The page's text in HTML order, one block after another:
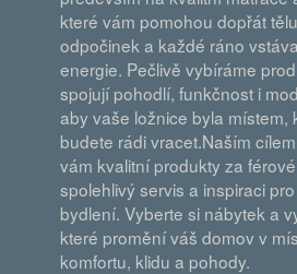
které vám pomohou dopřát
odpočinek a každé ráno
energie. Pečlivě vybíráme
spojují pohodlí, funkčnost i
aby vaše ložnice byla místem,
budete rádi vracet.Naším
vám kvalitní produkty za
spolehlivý servis a inspiraci
bydlení. Vyberte si nábytek a
které promění váš domov v
komfortu, klidu a pohody.